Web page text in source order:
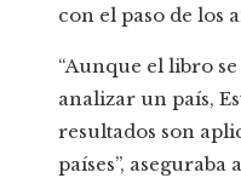
con el paso de los
“Aunque el libro
analizar un país,
resultados son
países”,